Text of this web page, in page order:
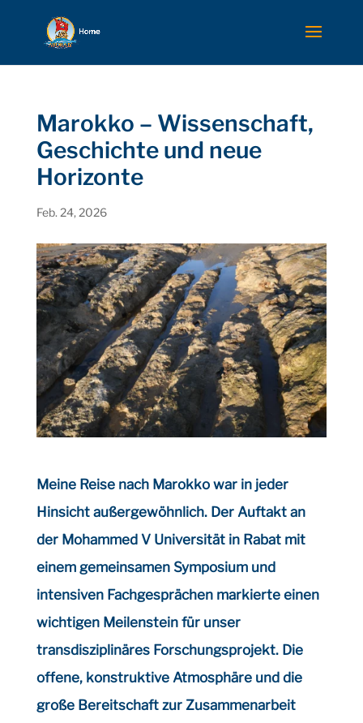
Marokko – Wissenschaft,
Geschichte und neue
Horizonte
Feb. 24, 2026
Meine Reise nach Marokko war in jeder
Hinsicht außergewöhnlich. Der Auftakt an
der Mohammed V Universität in Rabat mit
einem gemeinsamen Symposium und
intensiven Fachgesprächen markierte einen
wichtigen Meilenstein für unser
transdisziplinäres Forschungsprojekt. Die
offene, konstruktive Atmosphäre und die
große Bereitschaft zur Zusammenarbeit